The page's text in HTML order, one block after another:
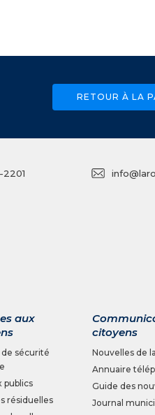
RETOUR À LA
2201
aux
de sécurité
publics
résiduelles
citoyens
Nouvelles de
Annuaire
Guide des
Journal